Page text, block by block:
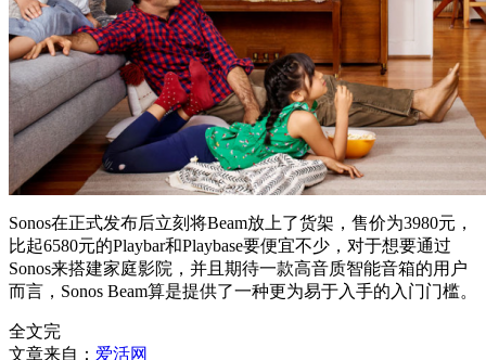
Sonos在正式发布后立刻将Beam放上了货架，售价为3980元，
比起6580元的Playbar和Playbase要便宜不少，对于想要通过
Sonos来搭建家庭影院，并且期待一款高音质智能音箱的用户
而言，Sonos Beam算是提供了一种更为易于入手的入门门槛。
全文完
文章来自： 爱活网